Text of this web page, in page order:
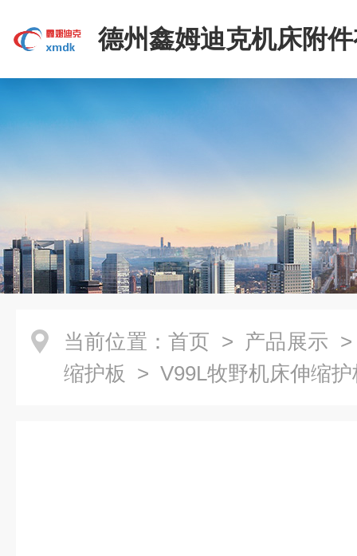
德州鑫姆迪克机床附
司
当前位置： 首页 > 产品展示
缩护板 > V99L牧野机床伸缩护